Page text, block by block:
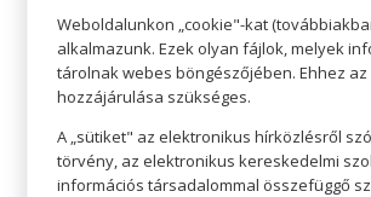
kihűlt a massza, felvert
Összeállítás: a kihűlt piskótára
lehúzzuk róla a fóliát. Befedjük
felével, elkenjük, és legalább 3
Weboldalunkon „cookie"-kat
alkalmazunk. Ezek olyan fájlok, melyek
tárolnak webes böngészőjében. Ehhez az
hozzájárulása szükséges.
A „sütiket" az elektronikus hírközlésről
törvény, az elektronikus kereskedelmi
információs társadalommal összefüggő